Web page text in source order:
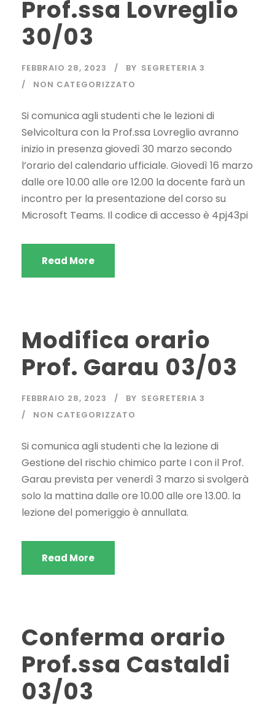
Prof.ssa Lovreglio
30/03
FEBBRAIO 28, 2023 BY SEGRETERIA 3
NON CATEGORIZZATO
Si comunica agli studenti che le lezioni di
Selvicoltura con la Prof.ssa Lovreglio avranno
inizio in presenza giovedì 30 marzo secondo
l’orario del calendario ufficiale. Giovedì 16 marzo
dalle ore 10.00 alle ore 12.00 la docente farà un
incontro per la presentazione del corso su
Microsoft Teams. Il codice di accesso è 4pj43pi
Read More
Modifica orario
Prof. Garau 03/03
FEBBRAIO 28, 2023 BY SEGRETERIA 3
NON CATEGORIZZATO
Si comunica agli studenti che la lezione di
Gestione del rischio chimico parte I con il Prof.
Garau prevista per venerdì 3 marzo si svolgerà
solo la mattina dalle ore 10.00 alle ore 13.00. la
lezione del pomeriggio è annullata.
Read More
Conferma orario
Prof.ssa Castaldi
03/03